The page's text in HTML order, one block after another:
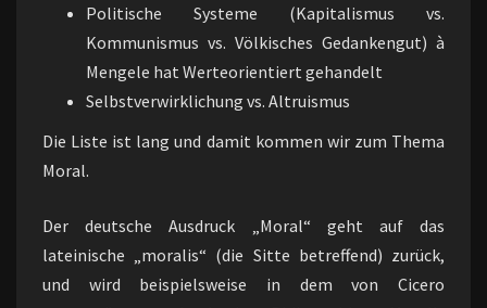
Politische Systeme (Kapitalismus vs.
Kommunismus vs. Völkisches Gedankengut) à
Mengele hat Werteorientiert gehandelt
Selbstverwirklichung vs. Altruismus
Die Liste ist lang und damit kommen wir zum Thema
Moral.
Der deutsche Ausdruck „Moral“ geht auf das
lateinische „moralis“ (die Sitte betreffend) zurück,
und wird beispielsweise in dem von Cicero